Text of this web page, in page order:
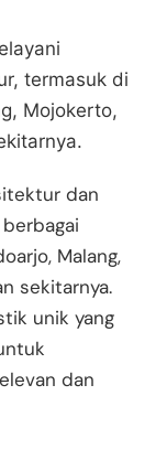
termasuk di
Mojokerto,
dan
Malang,
sekitarnya.
unik yang
dan